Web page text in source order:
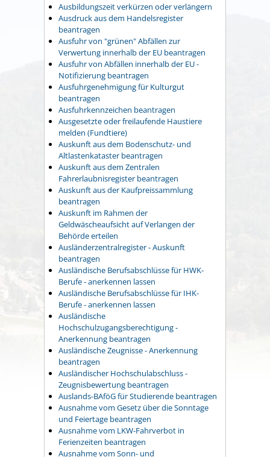
Ausbildungszeit verkürzen oder verlängern
Ausdruck aus dem Handelsregister
beantragen
Ausfuhr von "grünen" Abfällen zur
Verwertung innerhalb der EU beantragen
Ausfuhr von Abfällen innerhalb der EU -
Notifizierung beantragen
Ausfuhrgenehmigung für Kulturgut
beantragen
Ausfuhrkennzeichen beantragen
Ausgesetzte oder freilaufende Haustiere
melden (Fundtiere)
Auskunft aus dem Bodenschutz- und
Altlastenkataster beantragen
Auskunft aus dem Zentralen
Fahrerlaubnisregister beantragen
Auskunft aus der Kaufpreissammlung
beantragen
Auskunft im Rahmen der
Geldwäscheaufsicht auf Verlangen der
Behörde erteilen
Ausländerzentralregister - Auskunft
beantragen
Ausländische Berufsabschlüsse für HWK-
Berufe - anerkennen lassen
Ausländische Berufsabschlüsse für IHK-
Berufe - anerkennen lassen
Ausländische
Hochschulzugangsberechtigung -
Anerkennung beantragen
Ausländische Zeugnisse - Anerkennung
beantragen
Ausländischer Hochschulabschluss -
Zeugnisbewertung beantragen
Auslands-BAföG für Studierende beantragen
Ausnahme vom Gesetz über die Sonntage
und Feiertage beantragen
Ausnahme vom LKW-Fahrverbot in
Ferienzeiten beantragen
Ausnahme vom Sonn- und